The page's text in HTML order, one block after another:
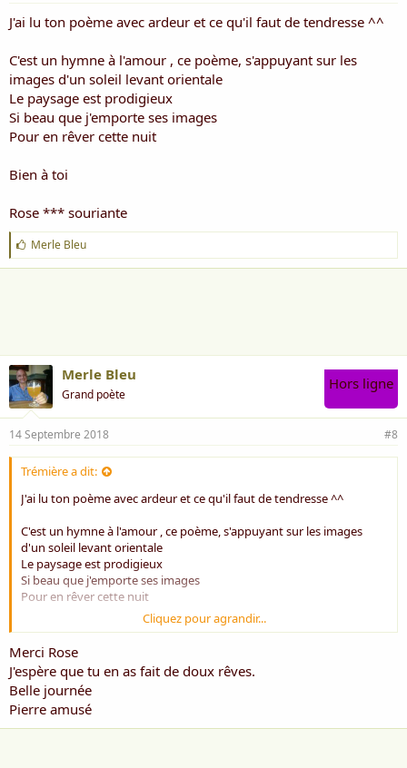
J'ai lu ton poème avec ardeur et ce qu'il faut de tendresse ^^
C'est un hymne à l'amour , ce poème, s'appuyant sur les
images d'un soleil levant orientale
Le paysage est prodigieux
Si beau que j'emporte ses images
Pour en rêver cette nuit
Bien à toi
Rose *** souriante
J
'
a
Merle Bleu
Merle Bleu
Grand poète
Hors ligne
14 Septembre 2018 #8
Trémière a dit:
J'ai lu ton poème avec ardeur et ce qu'il faut de tendresse ^^
C'est un hymne à l'amour , ce poème, s'appuyant sur les images
d'un soleil levant orientale
Le paysage est prodigieux
Si beau que j'emporte ses images
Pour en rêver cette nuit
Bien à toi
Rose *** souriante
Cliquez pour agrandir...
Merci Rose
J'espère que tu en as fait de doux rêves.
Belle journée
Pierre amusé